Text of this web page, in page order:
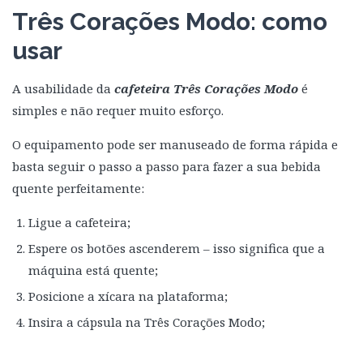
Três Corações Modo: como
usar
A usabilidade da cafeteira Três Corações Modo é
simples e não requer muito esforço.
O equipamento pode ser manuseado de forma rápida e
basta seguir o passo a passo para fazer a sua bebida
quente perfeitamente:
Ligue a cafeteira;
Espere os botões ascenderem – isso significa que a
máquina está quente;
Posicione a xícara na plataforma;
Insira a cápsula na Três Corações Modo;